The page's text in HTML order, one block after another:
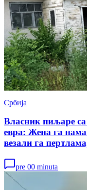
Србија
Власник пиљаре са
евра: Жена га
везали га
pre 00 minuta